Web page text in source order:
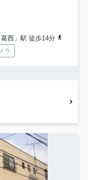
西」駅 徒歩14分
ラ